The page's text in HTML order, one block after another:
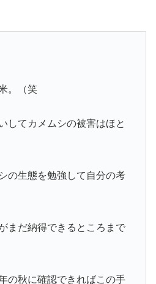
。（笑
してカメムシの被害はほと
の生態を勉強して自分の考
まだ納得できるところまで
の秋に確認できればこの手